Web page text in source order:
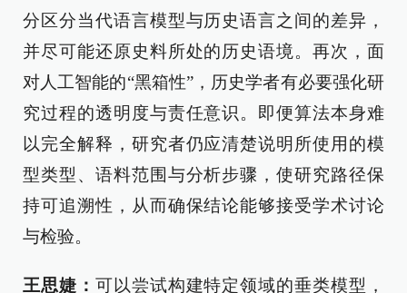
分区分当代语言模型与历史语言之间的差异，
并尽可能还原史料所处的历史语境。再次，面
对人工智能的“黑箱性”，历史学者有必要强化研
究过程的透明度与责任意识。即便算法本身难
以完全解释，研究者仍应清楚说明所使用的模
型类型、语料范围与分析步骤，使研究路径保
持可追溯性，从而确保结论能够接受学术讨论
与检验。
王思婕： 可以尝试构建特定领域的垂类模型，